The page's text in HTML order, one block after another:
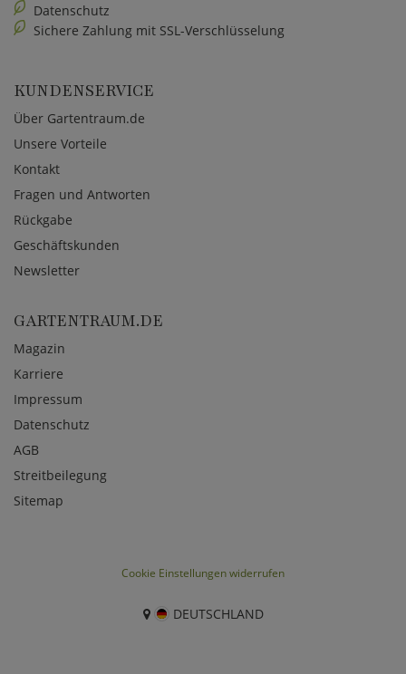
Datenschutz
Sichere Zahlung mit SSL-Verschlüsselung
KUNDENSERVICE
Über Gartentraum.de
Unsere Vorteile
Kontakt
Fragen und Antworten
Rückgabe
Geschäftskunden
Newsletter
GARTENTRAUM.DE
Magazin
Karriere
Impressum
Datenschutz
AGB
Streitbeilegung
Sitemap
Cookie Einstellungen widerrufen
DEUTSCHLAND